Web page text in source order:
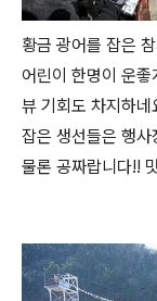
황금 광어를 잡은
어린이 한명이 운
뷰 기회도 차지하
잡은 생선들은 행
물론 공짜랍니다